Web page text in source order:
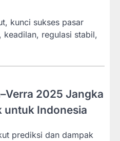
kunci sukses pasar
keadilan, regulasi stabil,
2025 Jangka
untuk Indonesia
prediksi dan dampak